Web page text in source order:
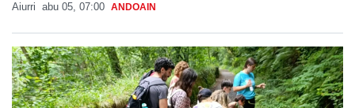
Aiurri abu 05, 07:00 ANDOAIN